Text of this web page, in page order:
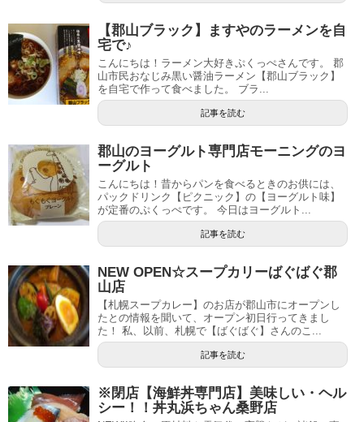
【郡山ブラック】ますやのラーメンを自
宅で♪
こんにちは！ラーメン大好きぷくっぺさんです。 郡
山市民おなじみ黒い醤油ラーメン【郡山ブラック】
を自宅で作って食べました。 ブラ...
記事を読む
郡山のヨーグルト専門店モーニングのヨ
ーグルト
こんにちは！昔からパンを食べるときのお供には、
パックドリンク【ピクニック】の【ヨーグルト味】
が定番のぷくっぺです。 今日はヨーグルト...
記事を読む
NEW OPEN☆スープカリーばぐばぐ郡
山店
【札幌スープカレー】のお店が郡山市にオープンし
たとの情報を聞いて、オープン初日行ってきまし
た！ 私、以前、札幌で【ばぐばぐ】さんのこ...
記事を読む
※閉店【海鮮丼専門店】美味しい・ヘル
シー！！丼丸浜ちゃん桑野店